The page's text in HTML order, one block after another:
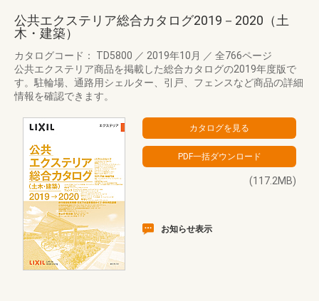
公共エクステリア総合カタログ2019－2020（土
木・建築）
カタログコード： TD5800 ／ 2019年10月 ／ 全766ページ
公共エクステリア商品を掲載した総合カタログの2019年度版で
す。駐輪場、通路用シェルター、引戸、フェンスなど商品の詳細
情報を確認できます。
(117.2MB)
お知らせ表示